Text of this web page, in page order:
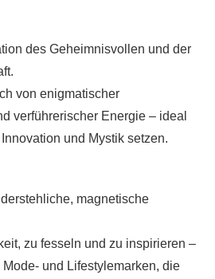
des Geheimnisvollen und der
von enigmatischer
verführerischer Energie – ideal
und Mystik setzen.
magnetische
zu fesseln und zu inspirieren –
Mode- und Lifestylemarken, die